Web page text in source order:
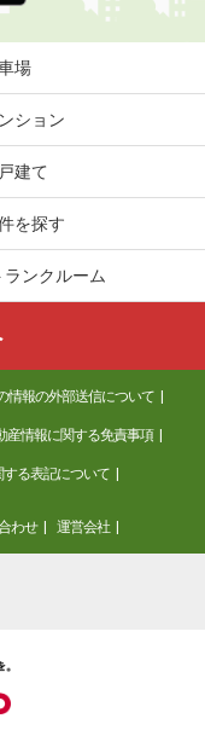
場
ション
建て
を探す
ンクルーム
情報の外部送信について
産情報に関する免責事項
る表記について
わせ 運営会社